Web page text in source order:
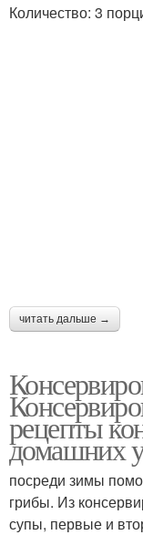
Количество: 3
читать дальше →
рецепты
домашних
посреди зимы
грибы. Из
супы, первые и